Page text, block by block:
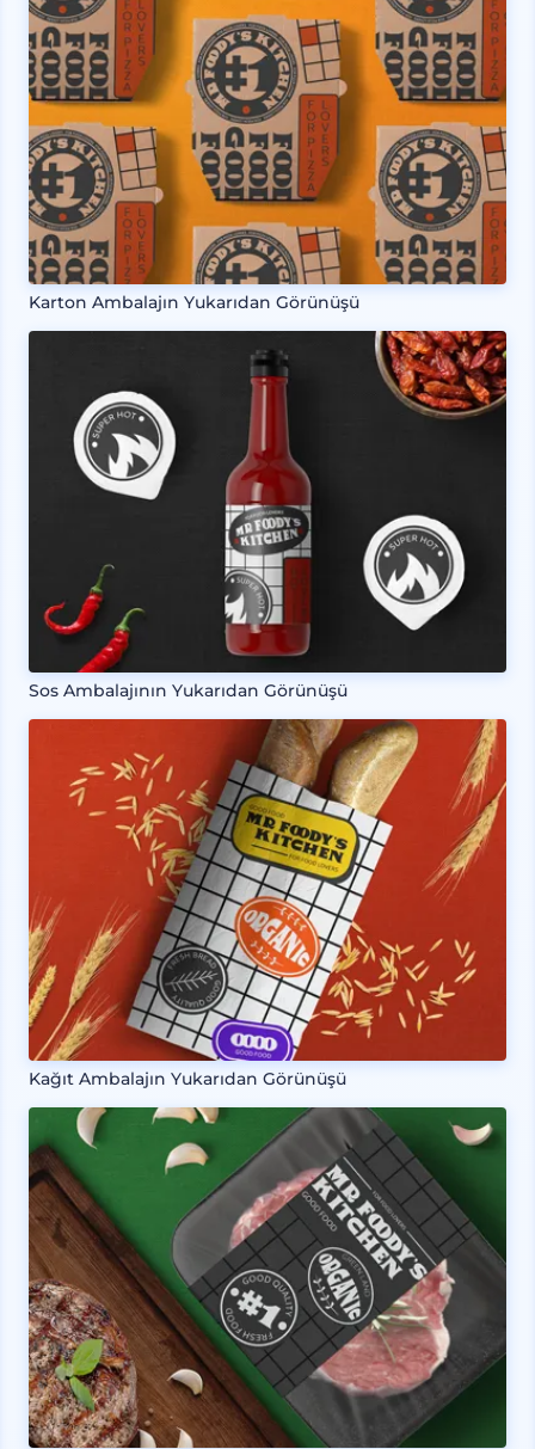
Karton Ambalajın Yukarıdan Görünüşü
Sos Ambalajının Yukarıdan Görünüşü
Kağıt Ambalajın Yukarıdan Görünüşü